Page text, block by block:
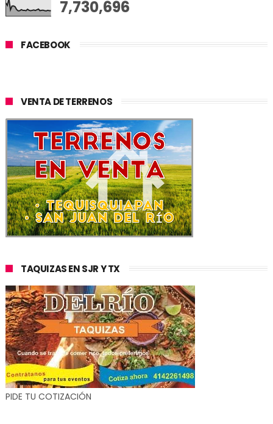
7,730,696
FACEBOOK
VENTA DE TERRENOS
TAQUIZAS EN SJR Y TX
PIDE TU COTIZACIÓN